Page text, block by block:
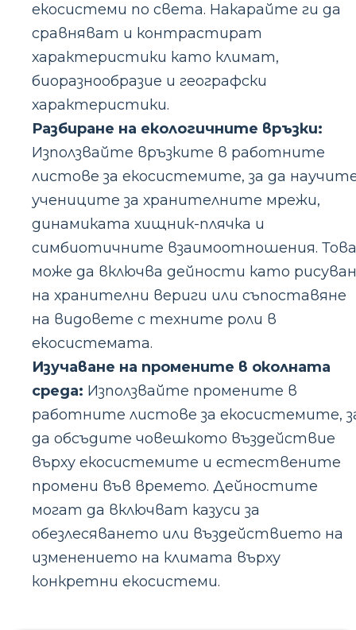
екосистеми по света. Накарайте ги да
сравняват и контрастират
характеристики като климат,
биоразнообразие и географски
характеристики.
Разбиране на екологичните връзки:
Използвайте връзките в работните
листове за екосистемите, за да
учениците за хранителните мрежи,
динамиката хищник-плячка и
симбиотичните взаимоотношения. Това
може да включва дейности като
на хранителни вериги или съпоставяне
на видовете с техните роли в
екосистемата.
Изучаване на промените в околната
среда: Използвайте промените в
работните листове за екосистемите,
да обсъдите човешкото въздействие
върху екосистемите и естествените
промени във времето. Дейностите
могат да включват казуси за
обезлесяването или въздействието на
изменението на климата върху
конкретни екосистеми.